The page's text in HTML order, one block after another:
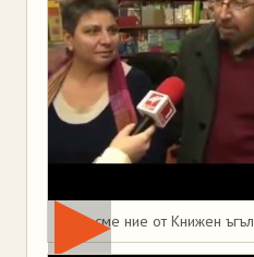
Това сме ние от Книжен ъгъл